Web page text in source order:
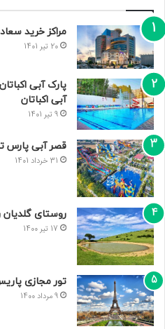
مراکز خرید
20 تیر 1401
پارک آبی
آبی اکباتان
9 تیر 1401
قصر آبی پارس
31 خرداد 1401
روستای گلدیان
17 تیر 1400
تور مجازی پاریس به
9 مرداد 1400